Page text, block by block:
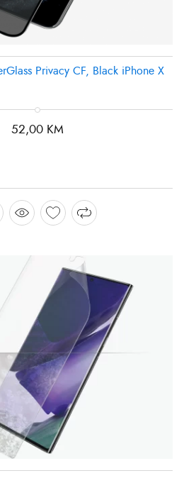
Privacy CF, Black iPhone X
52,00 KM